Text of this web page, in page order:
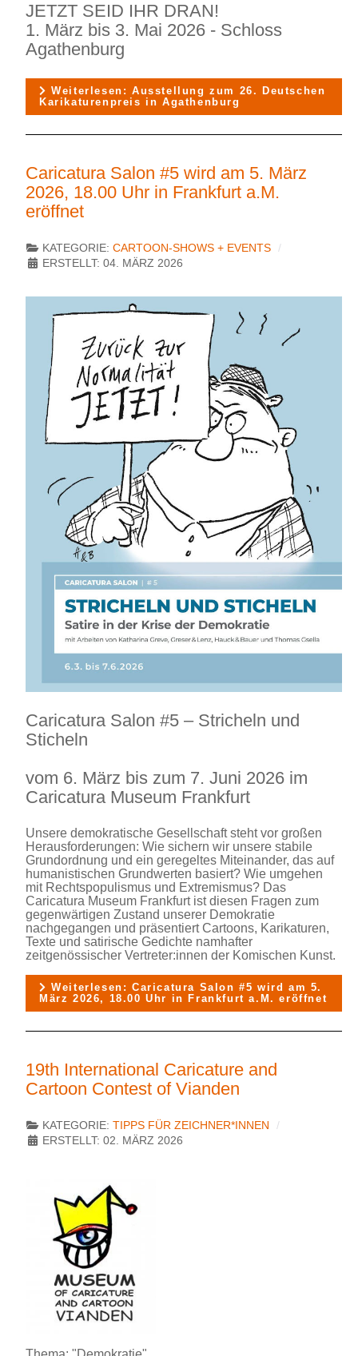
JETZT SEID IHR DRAN!
1. März bis 3. Mai 2026 - Schloss
Agathenburg
Weiterlesen: Ausstellung zum 26. Deutschen
Karikaturenpreis in Agathenburg
Caricatura Salon #5 wird am 5. März
2026, 18.00 Uhr in Frankfurt a.M.
eröffnet
KATEGORIE: CARTOON-SHOWS + EVENTS
ERSTELLT: 04. MÄRZ 2026
Caricatura Salon #5 – Stricheln und
Sticheln
vom 6. März bis zum 7. Juni 2026 im
Caricatura Museum Frankfurt
Unsere demokratische Gesellschaft steht vor großen
Herausforderungen: Wie sichern wir unsere stabile
Grundordnung und ein geregeltes Miteinander, das auf
humanistischen Grundwerten basiert? Wie umgehen
mit Rechtspopulismus und Extremismus? Das
Caricatura Museum Frankfurt ist diesen Fragen zum
gegenwärtigen Zustand unserer Demokratie
nachgegangen und präsentiert Cartoons, Karikaturen,
Texte und satirische Gedichte namhafter
zeitgenössischer Vertreter:innen der Komischen Kunst.
Weiterlesen: Caricatura Salon #5 wird am 5.
März 2026, 18.00 Uhr in Frankfurt a.M. eröffnet
19th International Caricature and
Cartoon Contest of Vianden
KATEGORIE: TIPPS FÜR ZEICHNER*INNEN
ERSTELLT: 02. MÄRZ 2026